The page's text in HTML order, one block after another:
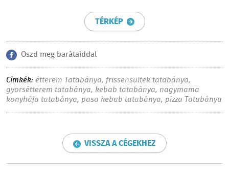
TÉRKÉP
Oszd meg barátaiddal
Címkék: étterem Tatabánya,frissensültek tatabánya,
gyorsétterem tatabánya, kebab tatabánya, nagymama
konyhája tatabánya, pasa kebab tatabánya, pizza Tatabánya
VISSZA A CÉGEKHEZ